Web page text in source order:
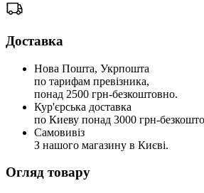
Доставка
Нова Пошта, Укрпошта
по тарифам превізника,
понад 2500 грн-безкоштовно.
Кур'єрська доставка
по Киеву понад 3000 грн-
Самовивіз
З нашого магазину в Києві.
Огляд товару